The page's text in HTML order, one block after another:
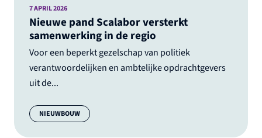
Nieuwe pand Scalabor versterkt
samenwerking in de regio
Voor een beperkt gezelschap van politiek
verantwoordelijken en ambtelijke opdrachtgevers
uit de...
7 APRIL 2026
Categorie:
NIEUWBOUW